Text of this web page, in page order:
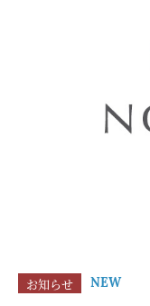
お知らせ NEW